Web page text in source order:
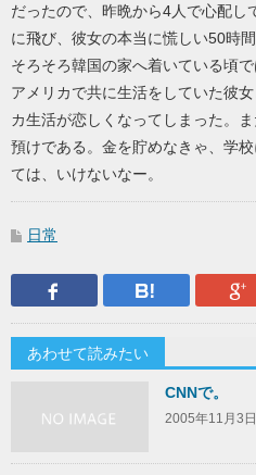
だったので、昨晩から4人で心配し
に飛び、彼女の本当に慌しい50時
そろそろ韓国の家へ着いている頃で
アメリカで共に生活をしていた彼
カ生活が恋しくなってしまった。
預けである。金を貯めなきゃ、学
ては、いけないなー。
日常
Facebook は
あわせて読みたい
CNNで。
2005年11月3日